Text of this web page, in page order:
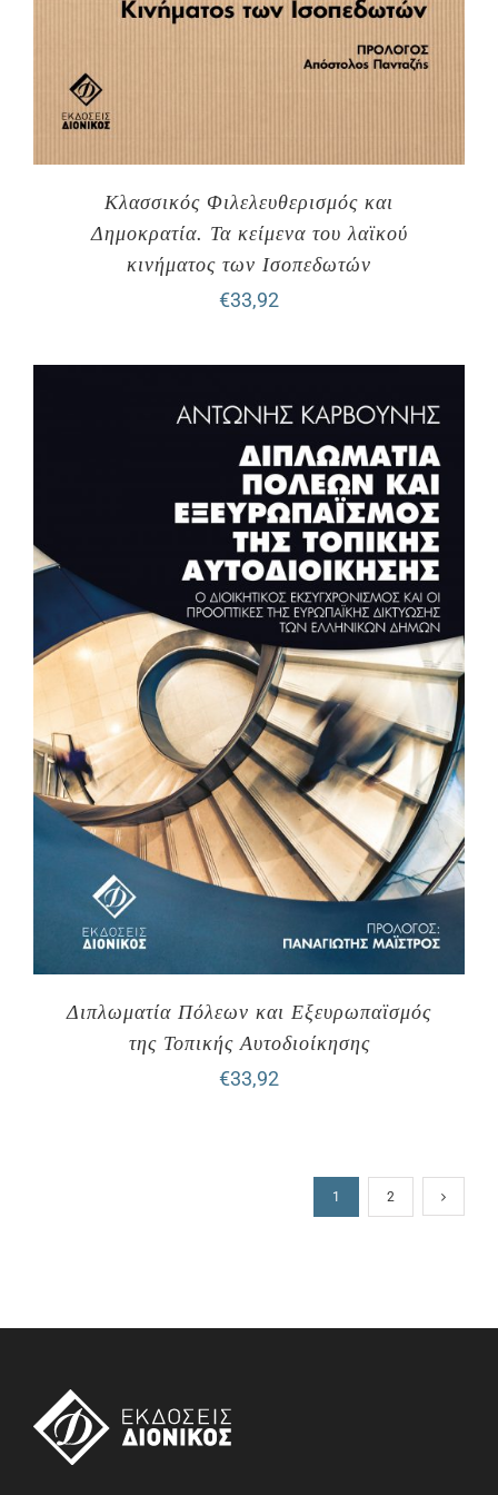
Κλασσικός Φιλελευθερισμός και
Δημοκρατία. Τα κείμενα του λαϊκού
κινήματος των Ισοπεδωτών
€33,92
Διπλωματία Πόλεων και Εξευρωπαϊσμός
της Τοπικής Αυτοδιοίκησης
€33,92
1 2